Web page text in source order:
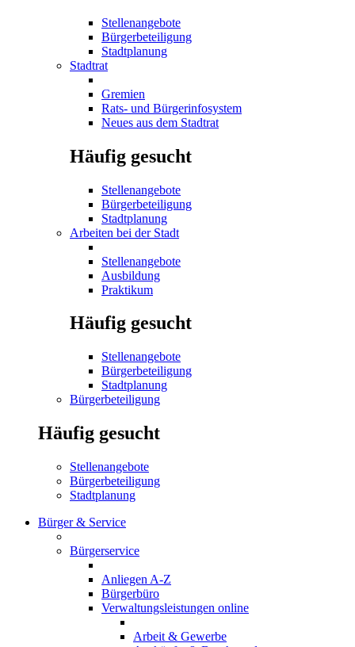
Stellenangebote
Bürgerbeteiligung
Stadtplanung
Stadtrat
Gremien
Rats- und Bürgerinfosystem
Neues aus dem Stadtrat
Häufig gesucht
Stellenangebote
Bürgerbeteiligung
Stadtplanung
Arbeiten bei der Stadt
Stellenangebote
Ausbildung
Praktikum
Häufig gesucht
Stellenangebote
Bürgerbeteiligung
Stadtplanung
Bürgerbeteiligung
Häufig gesucht
Stellenangebote
Bürgerbeteiligung
Stadtplanung
Bürger & Service
Bürgerservice
Anliegen A-Z
Bürgerbüro
Verwaltungsleistungen online
Arbeit & Gewerbe